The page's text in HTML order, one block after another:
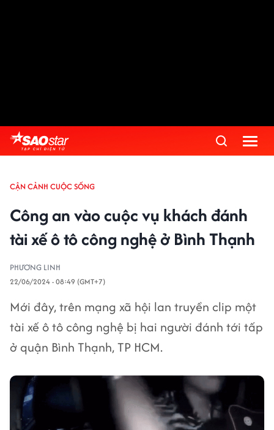
CẬN CẢNH CUỘC SỐNG
Công an vào cuộc vụ khách đánh
tài xế ô tô công nghệ ở Bình Thạnh
PHƯƠNG LINH
22/06/2024 - 08:49 (GMT+7)
Mới đây, trên mạng xã hội lan truyền clip một
tài xế ô tô công nghệ bị hai người đánh tới tấp
ở quận Bình Thạnh, TP HCM.